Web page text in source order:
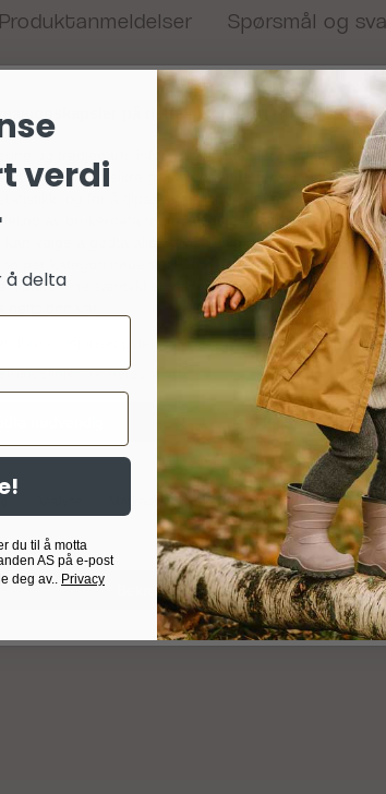
Produktanmeldelser Spørsmål og
på regnfulle dager. Støvelen er enkel å
mørkt og tørt. Unngå å tørke støvler i direkte
en reklamasjonsgrunn, men et sunnhetstegn.
hvitt belegg. Den blanke overflaten kan
på dette nettstedet
egne og tredjeparts informasjonskapsler (cookies) og
for å sikre grunnleggende funksjoner,
statistikk, og for å tilpasse markedsføring og annonser
av brukerdata med partnere). Samtykket er helt
kan velge å godta alle, avvise valgfrie, eller tilpasse
per kategori nedenfor. Du kan når som helst endre
tilbake dine samtykker via lenken «personvern»
for personvern
nødvendig Godta alle
Markedsføring Målrettet Egendefinert
Bekreft valg
verdi
å delta
du til å motta
AS på e-post
deg av.. Privacy